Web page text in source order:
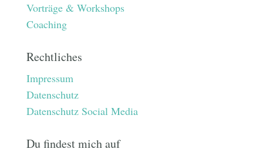
Vorträge & Workshops
Coaching
Rechtliches
Impressum
Datenschutz
Datenschutz Social Media
Du findest mich auf